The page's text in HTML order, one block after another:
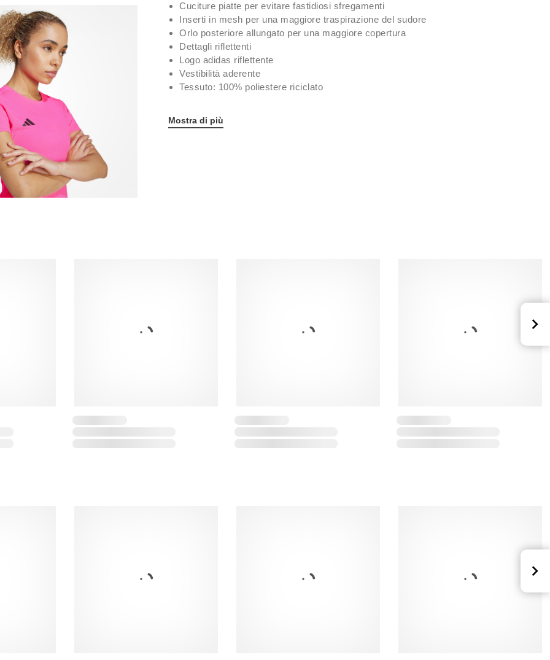
Cuciture piatte per evitare fastidiosi sfregamenti
Inserti in mesh per una maggiore traspirazione del sudore
Orlo posteriore allungato per una maggiore copertura
Dettagli riflettenti
Logo adidas riflettente
Vestibilità aderente
Tessuto: 100% poliestere riciclato
Mostra di più